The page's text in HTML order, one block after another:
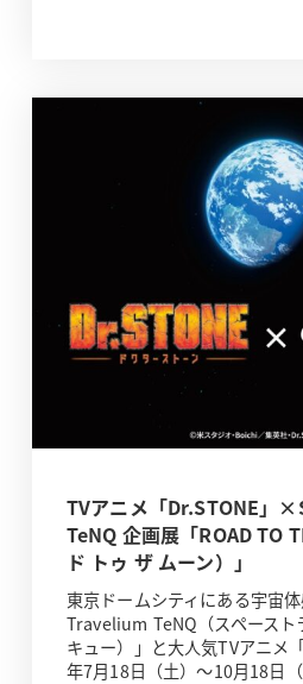
TVアニメ「Dr.STONE」
TeNQ 企画展「ROAD TO
ド トゥ ザ ムーン）」
東京ドームシティにある宇宙
Travelium TeNQ（スペースト
キュー）」と大人気TVアニメ
年7月18日（土）～10月18日